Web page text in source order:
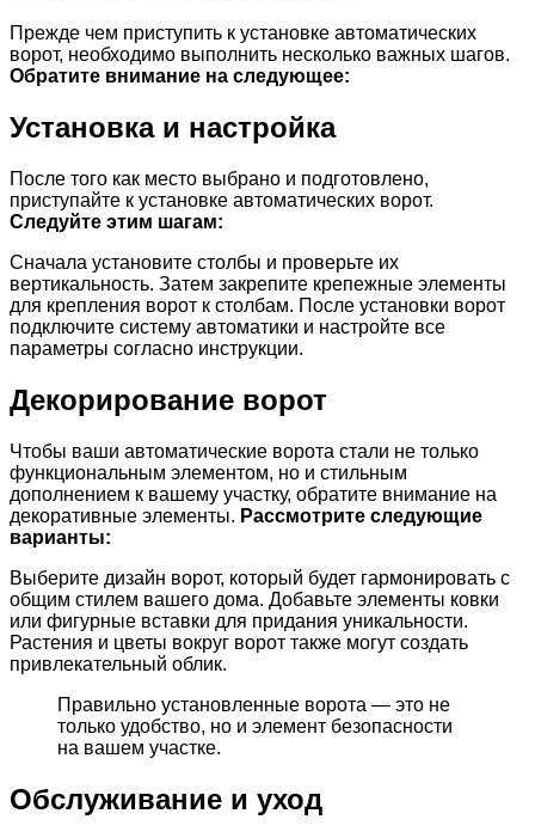
Прежде чем приступить к установке автоматических
ворот, необходимо выполнить несколько важных шагов.
Обратите внимание на следующее:
Установка и настройка
После того как место выбрано и подготовлено,
приступайте к установке автоматических ворот.
Следуйте этим шагам:
Сначала установите столбы и проверьте их
вертикальность. Затем закрепите крепежные элементы
для крепления ворот к столбам. После установки ворот
подключите систему автоматики и настройте все
параметры согласно инструкции.
Декорирование ворот
Чтобы ваши автоматические ворота стали не только
функциональным элементом, но и стильным
дополнением к вашему участку, обратите внимание на
декоративные элементы. Рассмотрите следующие
варианты:
Выберите дизайн ворот, который будет гармонировать с
общим стилем вашего дома. Добавьте элементы ковки
или фигурные вставки для придания уникальности.
Растения и цветы вокруг ворот также могут создать
привлекательный облик.
Правильно установленные ворота — это не
только удобство, но и элемент безопасности
на вашем участке.
Обслуживание и уход